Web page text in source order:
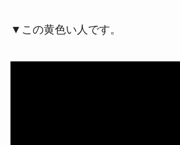
▼この黄色い人です。